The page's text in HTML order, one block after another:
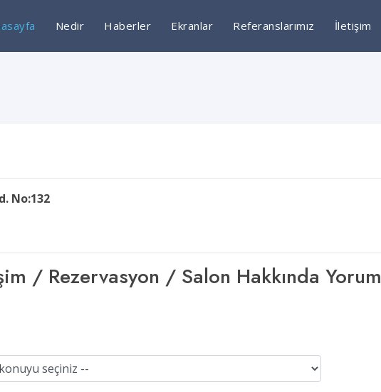
Nedir Haberler Ekranlar Referanslarımız İletişim
No:132
/ Rezervasyon / Salon Hakkında Yorum